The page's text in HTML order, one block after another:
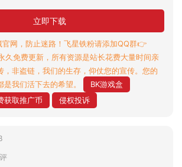
立即下载
官网，防止迷路！飞星铁粉请添加QQ群👉
久免费更新，所有资源是站长花费大量时间亲
，非盗链，我们的生存，仰仗您的宣传。您的
是我们活下去的希望。
BK游戏盒
获取推广币 侵权投诉